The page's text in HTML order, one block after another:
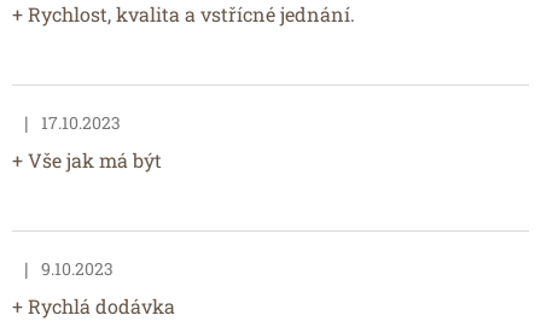
+ Rychlost, kvalita a vstřícné jednání.
Hodnocení obchodu je 5 z 5 hvězdiček.
| 17.10.2023
+ Vše jak má být
Hodnocení obchodu je 5 z 5 hvězdiček.
| 9.10.2023
+ Rychlá dodávka